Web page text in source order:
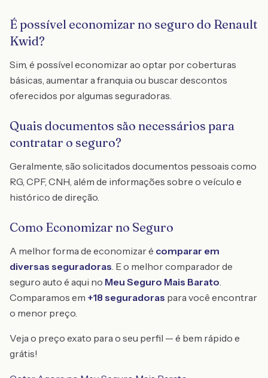
É possível economizar no seguro do Renault
Kwid?
Sim, é possível economizar ao optar por coberturas
básicas, aumentar a franquia ou buscar descontos
oferecidos por algumas seguradoras.
Quais documentos são necessários para
contratar o seguro?
Geralmente, são solicitados documentos pessoais como
RG, CPF, CNH, além de informações sobre o veículo e
histórico de direção.
Como Economizar no Seguro
A melhor forma de economizar é comparar em
diversas seguradoras. E o melhor comparador de
seguro auto é aqui no Meu Seguro Mais Barato.
Comparamos em +18 seguradoras para você encontrar
o menor preço.
Veja o preço exato para o seu perfil — é bem rápido e
grátis!